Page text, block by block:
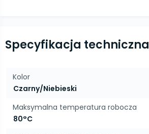
Specyfikacja techniczna
Kolor
Czarny/Niebieski
Maksymalna temperatura robocza
80°C